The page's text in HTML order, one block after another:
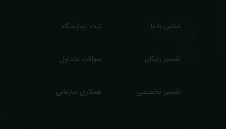
تفسیر تخصصی
تفسیر رایگان
ثبت آزمایشگاه تماس با ما
سوالات متداول
همکاری سازمانی